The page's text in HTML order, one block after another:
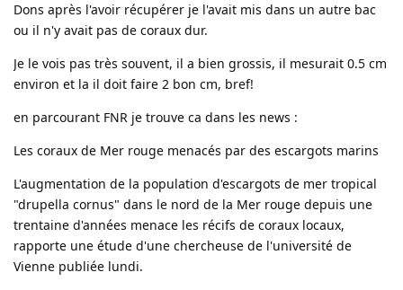
Dons après l'avoir récupérer je l'avait mis dans un autre bac
ou il n'y avait pas de coraux dur.
Je le vois pas très souvent, il a bien grossis, il mesurait 0.5 cm
environ et la il doit faire 2 bon cm, bref!
en parcourant FNR je trouve ca dans les news :
Les coraux de Mer rouge menacés par des escargots marins
L'augmentation de la population d'escargots de mer tropical
"drupella cornus" dans le nord de la Mer rouge depuis une
trentaine d'années menace les récifs de coraux locaux,
rapporte une étude d'une chercheuse de l'université de
Vienne publiée lundi.